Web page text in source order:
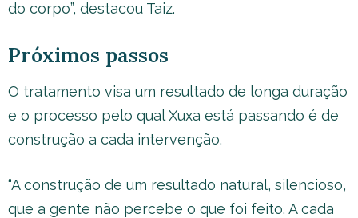
do corpo”, destacou Taiz.
Próximos passos
O tratamento visa um resultado de longa duração
e o processo pelo qual Xuxa está passando é de
construção a cada intervenção.
“A construção de um resultado natural, silencioso,
que a gente não percebe o que foi feito. A cada